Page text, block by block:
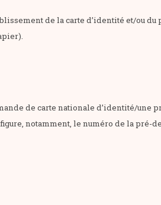
de la carte d’identité et/ou du
de carte nationale d’identité/une
notamment, le numéro de la pré-